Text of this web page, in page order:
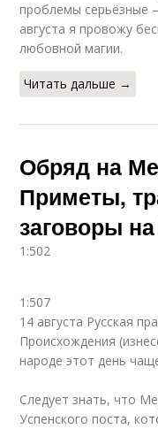
проблемы серьёзные
августа я провожу
любовной магии.
Читать дальше →
Обряд на
Приметы,
заговоры
1:502
1:507
14 августа Русская
Происхождения
народе этот день
Следует знать, что
Успенского поста,